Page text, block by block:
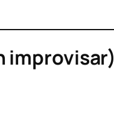
improvisar)